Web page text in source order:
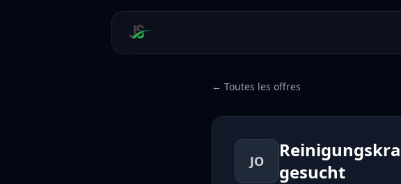
← Toutes les offres
JO
gesucht